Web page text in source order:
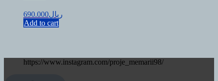
ریال690.000
Add to cart
https://www.instagram.com/proje_memarii98/